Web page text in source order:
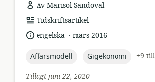
Av Marisol Sandoval
resursformat:
Tidskriftsartikel
språk:engelska .
publiceringsdatum:
mars 2016
topic:
Affärsmodell topic:
Gigekonomi
+9 till
Tillagt juni 22, 2020